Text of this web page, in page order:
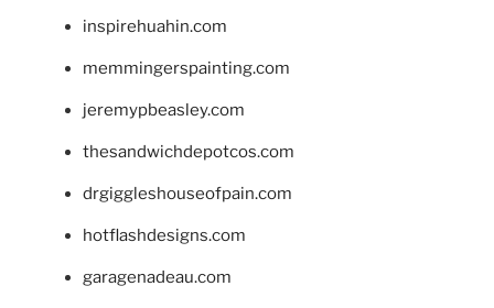
inspirehuahin.com
memmingerspainting.com
jeremypbeasley.com
thesandwichdepotcos.com
drgiggleshouseofpain.com
hotflashdesigns.com
garagenadeau.com